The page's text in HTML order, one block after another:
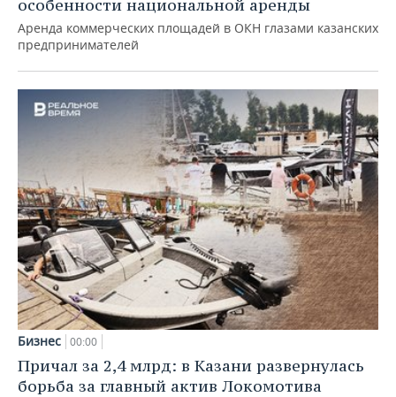
особенности национальной аренды
Аренда коммерческих площадей в ОКН глазами казанских
предпринимателей
Бизнес 00:00
Причал за 2,4 млрд: в Казани развернулась
борьба за главный актив Локомотива